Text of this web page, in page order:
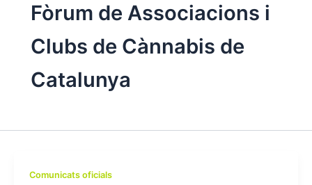
Fòrum de Associacions i
Clubs de Cànnabis de
Catalunya
Comunicats oficials